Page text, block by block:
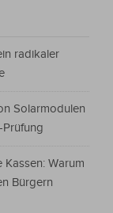
radikaler
Solarmodulen
Kassen: Warum
Bürgern